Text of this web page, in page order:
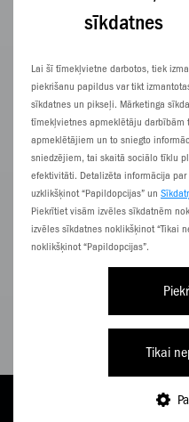
sīkdatnes
Lai šī tīmekļvietne darbotos, tiek
piekrišanu papildus var tikt
sīkdatnes un pikseļi. Mārketinga
tīmekļvietnes apmeklētāju darbībām
apmeklētājiem un to sniegto
sniedzējiem, tai skaitā sociālo tīklu
efektivitāti. Detalizēta informācija
uzklikšķinot “Papildopcijas” un
Piekrītiet visām izvēles sīkdatnēm
izvēles sīkdatnes noklikšķinot “Tikai
noklikšķinot “Papildopcijas”.
Tikai
E-